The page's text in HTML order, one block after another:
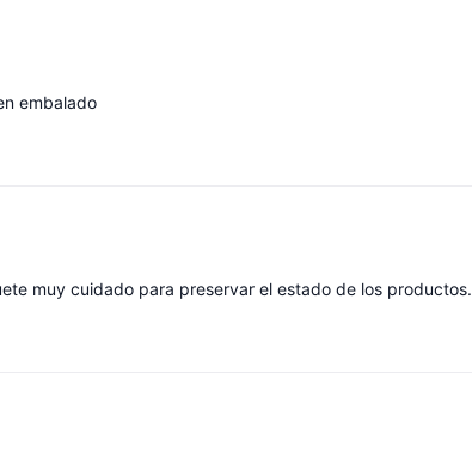
embalado
muy cuidado para preservar el estado de los productos.